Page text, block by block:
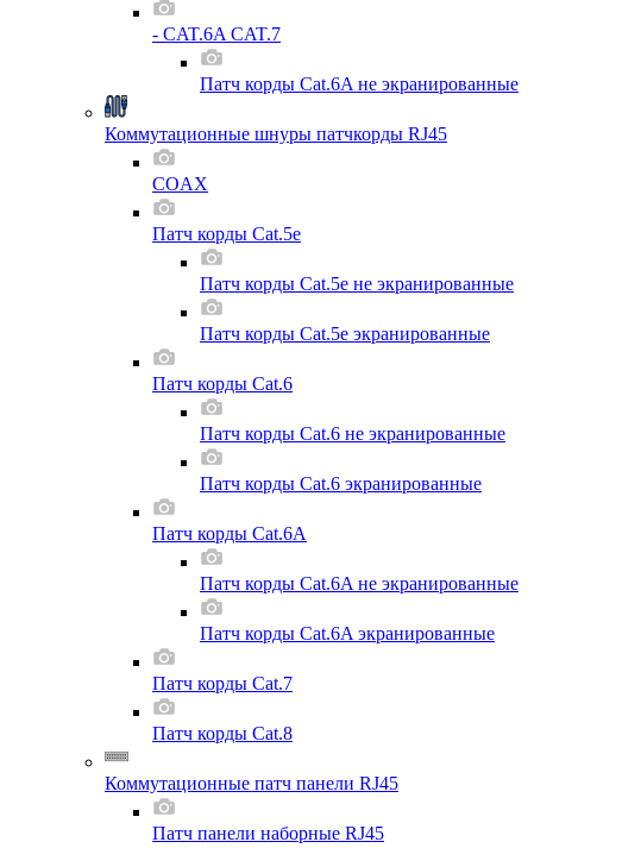
- CAT.6A CAT.7
Патч корды Cat.6A не экранированные
Коммутационные шнуры патчкорды RJ45
COAX
Патч корды Cat.5e
Патч корды Cat.5e не экранированные
Патч корды Cat.5e экранированные
Патч корды Cat.6
Патч корды Cat.6 не экранированные
Патч корды Cat.6 экранированные
Патч корды Cat.6A
Патч корды Cat.6A не экранированные
Патч корды Cat.6A экранированные
Патч корды Cat.7
Патч корды Cat.8
Коммутационные патч панели RJ45
Патч панели наборные RJ45